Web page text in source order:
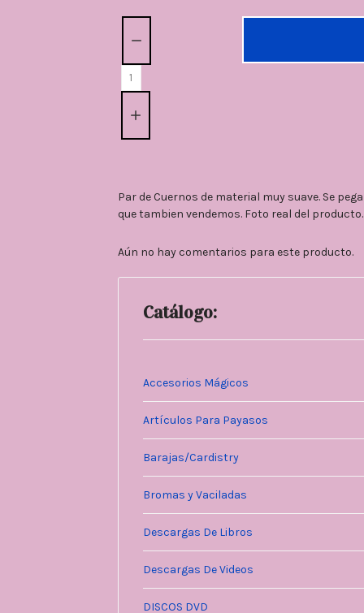
Par de Cuernos de material muy suave. Se
que tambien vendemos. Foto real del producto.
Aún no hay comentarios para este producto.
Catálogo:
Accesorios Mágicos
Artículos Para Payasos
Barajas/Cardistry
Bromas y Vaciladas
Descargas De Libros
Descargas De Videos
DISCOS DVD